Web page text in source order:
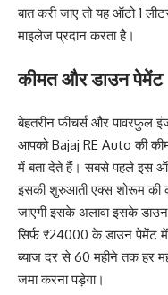
बात करी जाए तो यह ऑटो 1
माइलेज प्रदान करता है।
कीमत और डाउन पेमेंट
बेहतरीन फीचर्स और पावरफुल
आपको Bajaj RE Auto की
में बता देते हैं। सबसे पहले इस
इसकी शुरुआती एक्स शोरूम की
जाएगी इसके अलावा इसके
सिर्फ ₹24000 के डाउन पेमेंट
ब्याज दर से 60 महीने तक हर
जमा करना पड़ेगा।